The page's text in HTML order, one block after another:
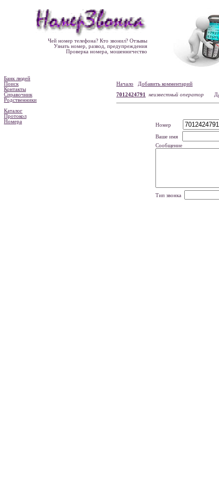
Чей номер телефона? Кто звонил? Отзывы
Узнать номер, развод, предупреждения
Проверка номера, мошенничество
Банк людей
Поиск
Контакты
Справочник
Родственники
Каталог
Протокол
Номера
Начало
Добавить комментарий
7012424791
неизвестный оператор
Номер
Ваше имя
Сообщение
Тип звонка